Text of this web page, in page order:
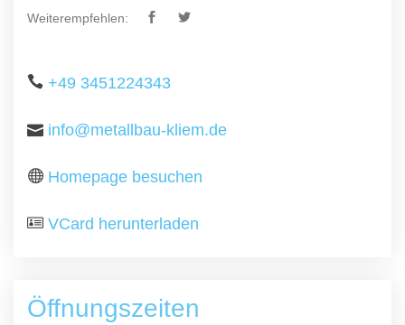
Weiterempfehlen:
+49 3451224343
info@metallbau-kliem.de
Homepage besuchen
VCard herunterladen
Öffnungszeiten